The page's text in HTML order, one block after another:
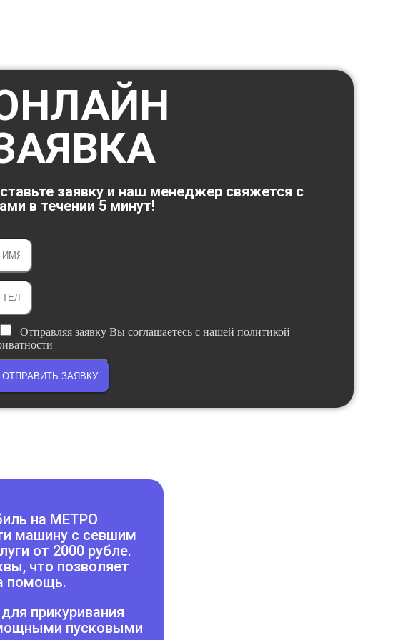
заявку и наш менеджер свяжется с
в течении 5 минут!
Отправляя заявку Вы соглашаетесь с нашей политикой
ОТПРАВИТЬ ЗАЯВКУ
на МЕТРО
машину с севшим
от 2000 рубле.
что позволяет
помощь.
прикуривания
пусковыми